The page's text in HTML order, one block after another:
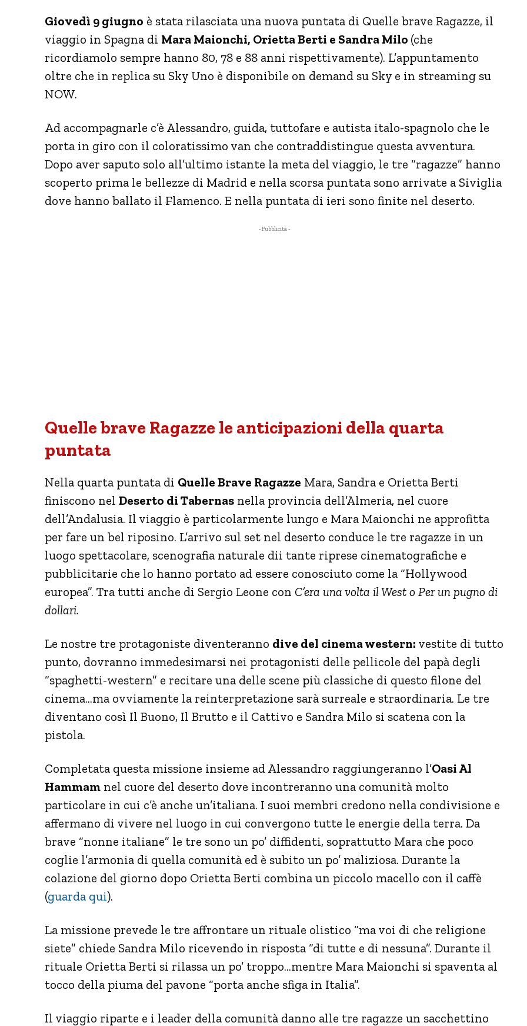
Giovedì 9 giugno è stata rilasciata una nuova puntata di Quelle brave Ragazze, il
viaggio in Spagna di Mara Maionchi, Orietta Berti e Sandra Milo (che
ricordiamolo sempre hanno 80, 78 e 88 anni rispettivamente). L’appuntamento
oltre che in replica su Sky Uno è disponibile on demand su Sky e in streaming su
NOW.
Ad accompagnarle c’è Alessandro, guida, tuttofare e autista italo-spagnolo che le
porta in giro con il coloratissimo van che contraddistingue questa avventura.
Dopo aver saputo solo all’ultimo istante la meta del viaggio, le tre “ragazze” hanno
scoperto prima le bellezze di Madrid e nella scorsa puntata sono arrivate a Siviglia
dove hanno ballato il Flamenco. E nella puntata di ieri sono finite nel deserto.
- Pubblicità -
Quelle brave Ragazze le anticipazioni della quarta
puntata
Nella quarta puntata di Quelle Brave Ragazze Mara, Sandra e Orietta Berti
finiscono nel Deserto di Tabernas nella provincia dell’Almeria, nel cuore
dell’Andalusia. Il viaggio è particolarmente lungo e Mara Maionchi ne approfitta
per fare un bel riposino. L’arrivo sul set nel deserto conduce le tre ragazze in un
luogo spettacolare, scenografia naturale dii tante riprese cinematografiche e
pubblicitarie che lo hanno portato ad essere conosciuto come la “Hollywood
europea”. Tra tutti anche di Sergio Leone con C’era una volta il West o Per un pugno di
dollari.
Le nostre tre protagoniste diventeranno dive del cinema western: vestite di tutto
punto, dovranno immedesimarsi nei protagonisti delle pellicole del papà degli
“spaghetti-western” e recitare una delle scene più classiche di questo filone del
cinema…ma ovviamente la reinterpretazione sarà surreale e straordinaria. Le tre
diventano così Il Buono, Il Brutto e il Cattivo e Sandra Milo si scatena con la
pistola.
Completata questa missione insieme ad Alessandro raggiungeranno l’Oasi Al
Hammam nel cuore del deserto dove incontreranno una comunità molto
particolare in cui c’è anche un’italiana. I suoi membri credono nella condivisione e
affermano di vivere nel luogo in cui convergono tutte le energie della terra. Da
brave “nonne italiane” le tre sono un po’ diffidenti, soprattutto Mara che poco
coglie l’armonia di quella comunità ed è subito un po’ maliziosa. Durante la
colazione del giorno dopo Orietta Berti combina un piccolo macello con il caffè
(guarda qui).
La missione prevede le tre affrontare un rituale olistico “ma voi di che religione
siete” chiede Sandra Milo ricevendo in risposta “di tutte e di nessuna”. Durante il
rituale Orietta Berti si rilassa un po’ troppo…mentre Mara Maionchi si spaventa al
tocco della piuma del pavone “porta anche sfiga in Italia”.
Il viaggio riparte e i leader della comunità danno alle tre ragazze un sacchettino